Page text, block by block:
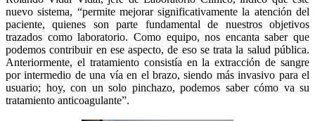
nuevo sistema, “permite mejorar significativamente la atención del
paciente, quienes son parte fundamental de nuestros objetivos
trazados como laboratorio. Como equipo, nos encanta saber que
podemos contribuir en ese aspecto, de eso se trata la salud pública.
Anteriormente, el tratamiento consistía en la extracción de sangre
por intermedio de una vía en el brazo, siendo más invasivo para el
usuario; hoy, con un solo pinchazo, podemos saber cómo va su
tratamiento anticoagulante”.